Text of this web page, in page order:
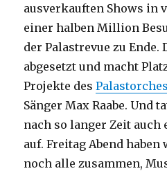
ausverkauften Shows in
einer halben Million
der Palastrevue zu Ende.
abgesetzt und macht
Projekte des
Sänger Max Raabe. Und
nach so langer Zeit auch
auf. Freitag Abend
noch alle zusammen,